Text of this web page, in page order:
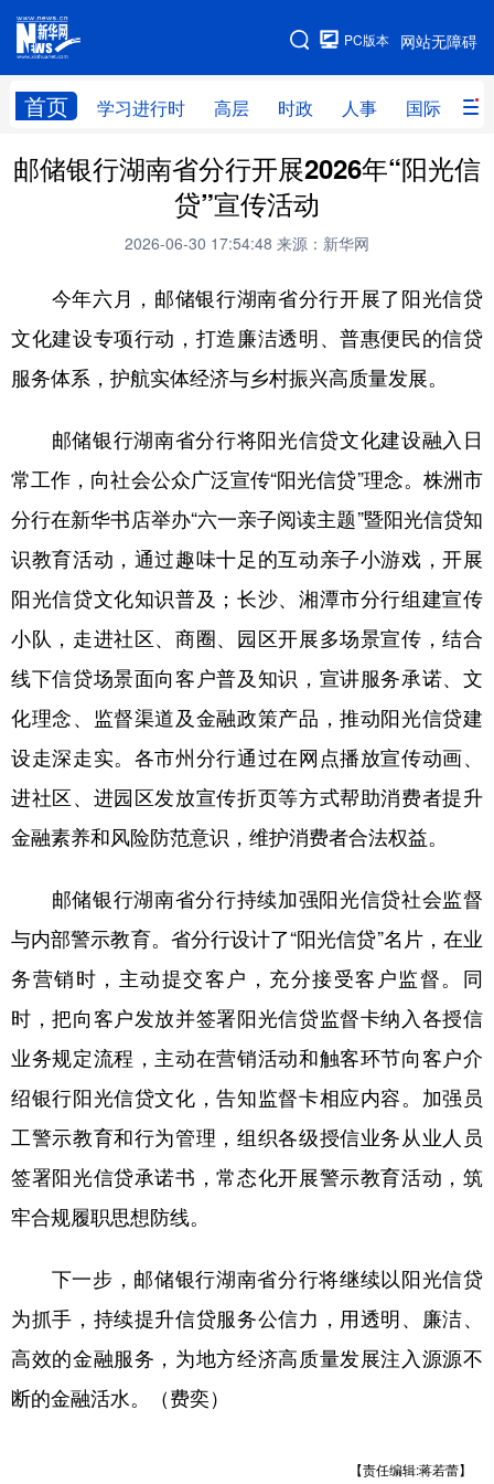
网站无障碍
PC版本
首页 学习进行时 高层 时政 人事 国际 财
网站地图
学习进行时 高层 时政 人事
财经 网评
全球连线
科技 科创 量子 体育
文化 书画 健康 军事
法律 中央文件 金融 汽车
食品 人居 信息化 数字经济
学术中国 乡村振兴 银龄 溯源中国
旅游
彩票 娱乐 时尚 悦读
公益 一带一路 亚太网 上市公司
文化产业
地方频道
辽宁 吉林 上海 江苏
浙江 安徽 福建 江西
山东 河南 湖北 湖南
四川 贵州 云南 西藏
陕西 甘肃 青海 宁夏
新疆 内蒙古 黑龙江
多语种频道
English Español Français عربى
Русский язык 日本語 한국어
Deutsch Português
邮储银行湖南省分行开展2026年“阳光信
贷”宣传活动
2026-06-30 17:54:48 来源：新华网
今年六月，邮储银行湖南省分行开展了阳光信贷
文化建设专项行动，打造廉洁透明、普惠便民的信贷
服务体系，护航实体经济与乡村振兴高质量发展。
邮储银行湖南省分行将阳光信贷文化建设融入日
常工作，向社会公众广泛宣传“阳光信贷”理念。株洲市
分行在新华书店举办“六一亲子阅读主题”暨阳光信贷知
识教育活动，通过趣味十足的互动亲子小游戏，开展
阳光信贷文化知识普及；长沙、湘潭市分行组建宣传
小队，走进社区、商圈、园区开展多场景宣传，结合
线下信贷场景面向客户普及知识，宣讲服务承诺、文
化理念、监督渠道及金融政策产品，推动阳光信贷建
设走深走实。各市州分行通过在网点播放宣传动画、
进社区、进园区发放宣传折页等方式帮助消费者提升
金融素养和风险防范意识，维护消费者合法权益。
邮储银行湖南省分行持续加强阳光信贷社会监督
与内部警示教育。省分行设计了“阳光信贷”名片，在业
务营销时，主动提交客户，充分接受客户监督。同
时，把向客户发放并签署阳光信贷监督卡纳入各授信
业务规定流程，主动在营销活动和触客环节向客户介
绍银行阳光信贷文化，告知监督卡相应内容。加强员
工警示教育和行为管理，组织各级授信业务从业人员
签署阳光信贷承诺书，常态化开展警示教育活动，筑
牢合规履职思想防线。
下一步，邮储银行湖南省分行将继续以阳光信贷
为抓手，持续提升信贷服务公信力，用透明、廉洁、
高效的金融服务，为地方经济高质量发展注入源源不
断的金融活水。（费奕）
【责任编辑:蒋若蕾】